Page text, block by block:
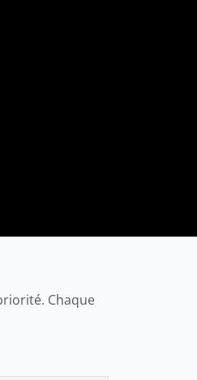
Chaque